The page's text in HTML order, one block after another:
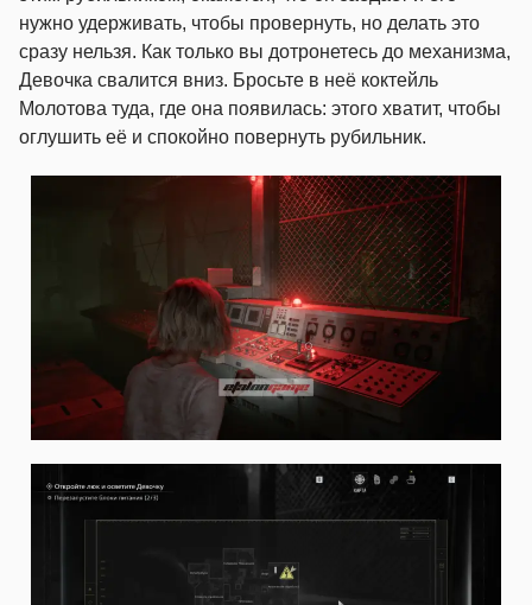
нужно удерживать, чтобы провернуть, но делать это
сразу нельзя. Как только вы дотронетесь до механизма,
Девочка свалится вниз. Бросьте в неё коктейль
Молотова туда, где она появилась: этого хватит, чтобы
оглушить её и спокойно повернуть рубильник.